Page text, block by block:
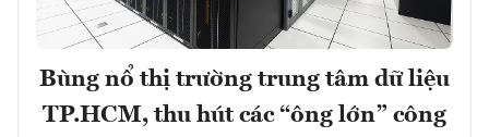
Bùng nổ thị trường trung tâm dữ liệu
TP.HCM, thu hút các “ông lớn” công